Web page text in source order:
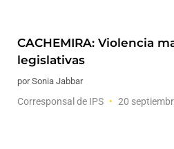
CACHEMIRA: Violencia
legislativas
por Sonia Jabbar
Corresponsal de IPS 20